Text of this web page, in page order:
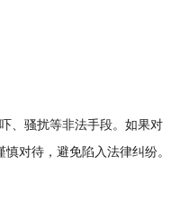
骚扰等非法手段。如果对
对待，避免陷入法律纠纷。